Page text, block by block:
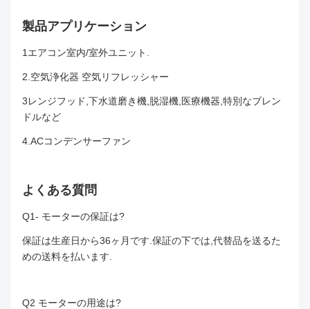
製品アプリケーション
1エアコン室内/室外ユニット.
2.空気浄化器 空気リフレッシャー
3レンジフッド,下水道磨き機,脱湿機,医療機器,特別なブレン
ドルなど
4.ACコンデンサーファン
よくある質問
Q1- モーターの保証は?
保証は生産日から36ヶ月です.保証の下では,代替品を送るた
めの送料を払います.
Q2 モーターの用途は?